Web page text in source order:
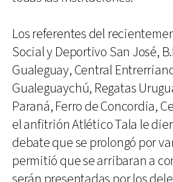
Los referentes del
Social y Deportivo San José,
Gualeguay, Central
Gualeguaychú, Regatas
Paraná, Ferro de Concordia,
el anfitrión Atlético Tala le
debate que se prolongó por
permitió que se arribaran a